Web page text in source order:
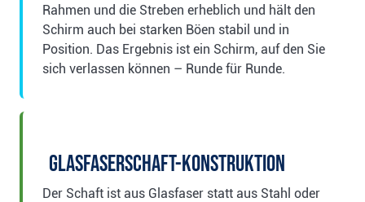
Rahmen und die Streben erheblich und hält den
Schirm auch bei starken Böen stabil und in
Position. Das Ergebnis ist ein Schirm, auf den Sie
sich verlassen können – Runde für Runde.
Glasfaserschaft-Konstruktion
Der Schaft ist aus Glasfaser statt aus Stahl oder